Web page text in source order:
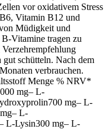
vor oxidativem Stress
Vitamin B12 und
Müdigkeit und
tragen zu
schütteln. Nach dem
verbrauchen.
Menge % NRV*
mg– L-
mg– L-
L-
L-Lysin300 mg– L-